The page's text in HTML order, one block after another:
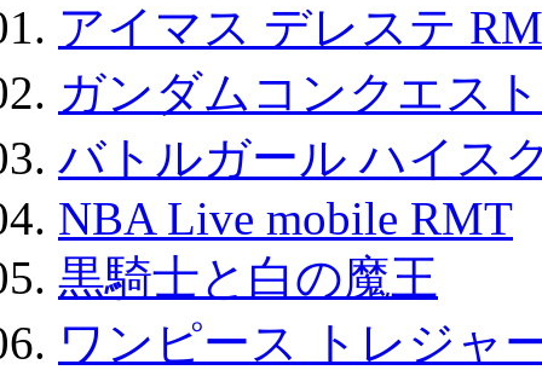
アイマス デレステ
ガンダムコンクエスト
バトルガール ハイス
NBA Live mobile RMT
黒騎士と白の魔王
ワンピース トレジャ